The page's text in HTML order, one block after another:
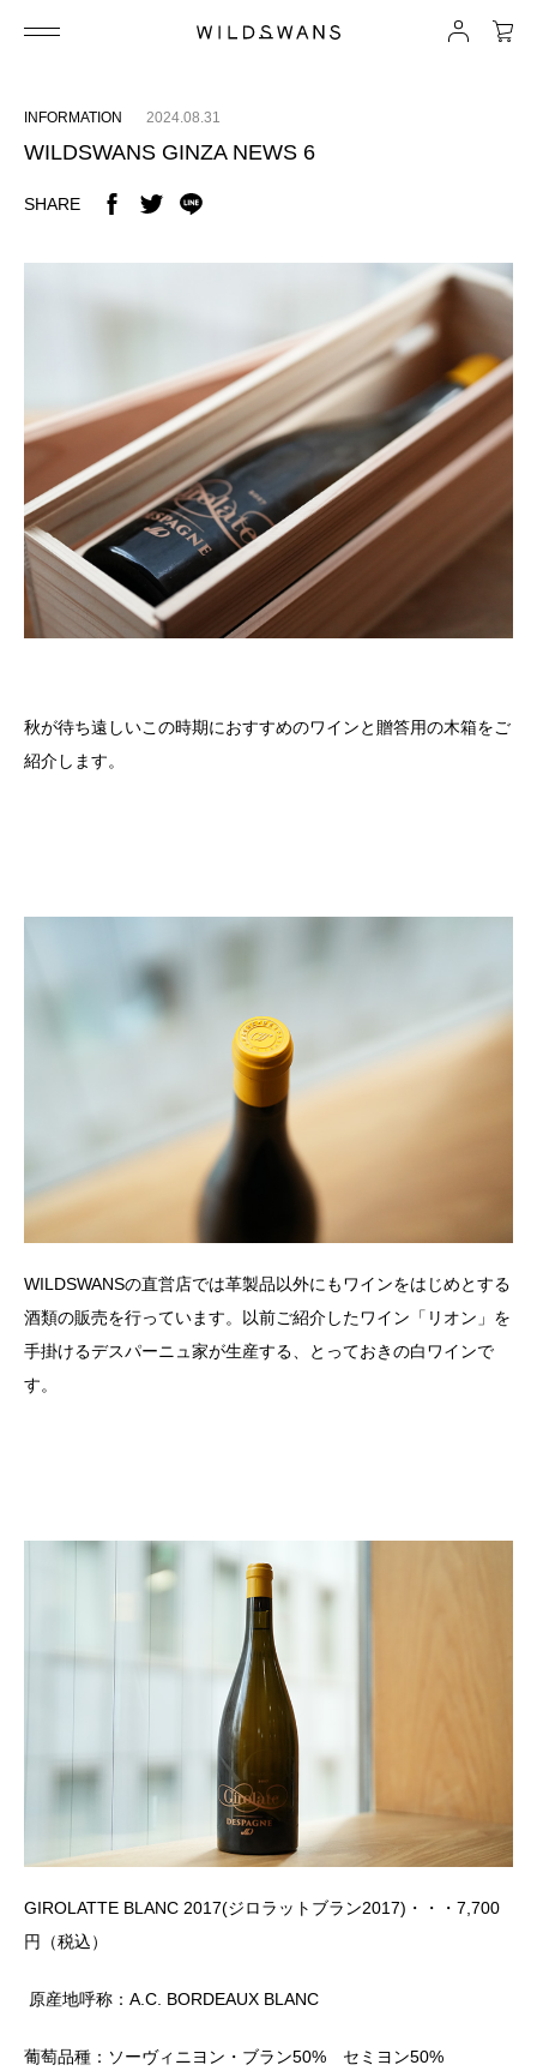
INFORMATION 2024.08.31
WILDSWANS GINZA NEWS 6
SHARE
秋が待ち遠しいこの時期におすすめのワインと贈答用の木箱をご
紹介します。
WILDSWANSの直営店では革製品以外にもワインをはじめとする
酒類の販売を行っています。以前ご紹介したワイン「リオン」を
手掛けるデスパーニュ家が生産する、とっておきの白ワインで
す。
GIROLATTE BLANC 2017(ジロラットブラン2017) ・・・ 7,700
円（税込）
原産地呼称： A.C. BORDEAUX BLANC
葡萄品種：ソーヴィニヨン・ブラン50% セミヨン50%